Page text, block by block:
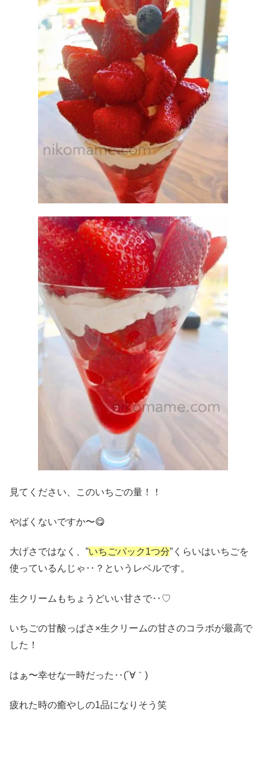
見てください、このいちごの量！！
やばくないですか〜😋
大げさではなく、”いちごパック1つ分”くらいはいちごを
使っているんじゃ‥？というレベルです。
生クリームもちょうどいい甘さで‥♡
いちごの甘酸っぱさ×生クリームの甘さのコラボが最高で
した！
はぁ〜幸せな一時だった‥(´∀｀)
疲れた時の癒やしの1品になりそう笑